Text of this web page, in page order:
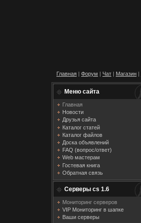
Главная | Форум | Чат | Магазин |
Меню сайта
Главная
Новости
Друзья сайта
Каталог статей
Каталог файлов
Доска объявлений
FAQ (вопрос/ответ)
Web мастерам
Гостевая книга
Обратная связь
Серверы cs 1.6
Мониторинг серверов
VIP Мониторинг в шапке
Ваши серверы